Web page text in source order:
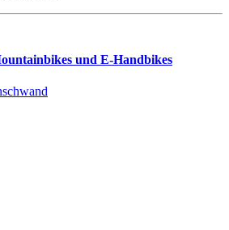
und E-Handbikes